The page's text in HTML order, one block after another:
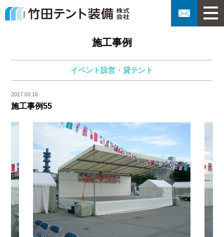
施工事例
イベント設営・貸テント
2017.03.16
施工事例55